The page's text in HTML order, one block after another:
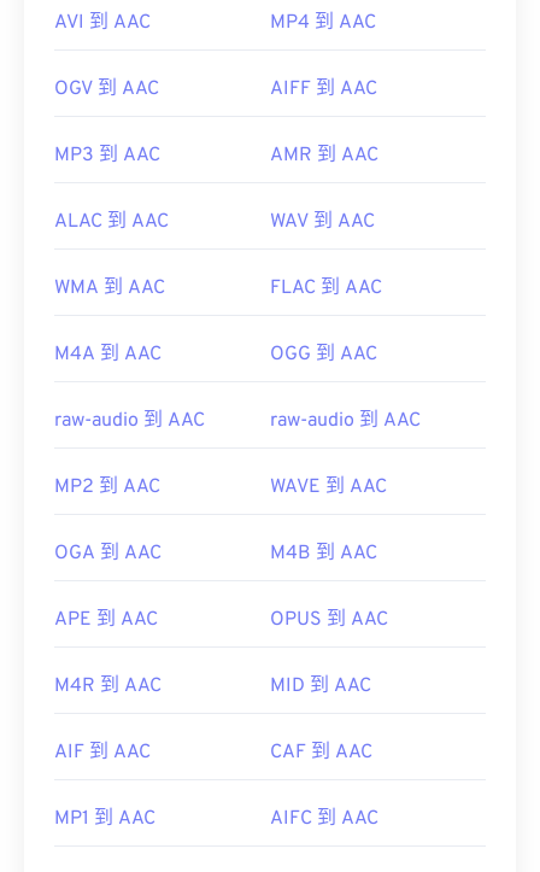
AVI 到 AAC MP4 到 AAC
OGV 到 AAC AIFF 到 AAC
MP3 到 AAC AMR 到 AAC
ALAC 到 AAC WAV 到 AAC
WMA 到 AAC FLAC 到 AAC
M4A 到 AAC OGG 到 AAC
raw-audio 到 AAC raw-audio 到 AAC
MP2 到 AAC WAVE 到 AAC
OGA 到 AAC M4B 到 AAC
APE 到 AAC OPUS 到 AAC
M4R 到 AAC MID 到 AAC
AIF 到 AAC CAF 到 AAC
MP1 到 AAC AIFC 到 AAC